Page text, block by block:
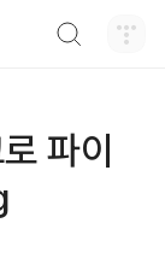
파이